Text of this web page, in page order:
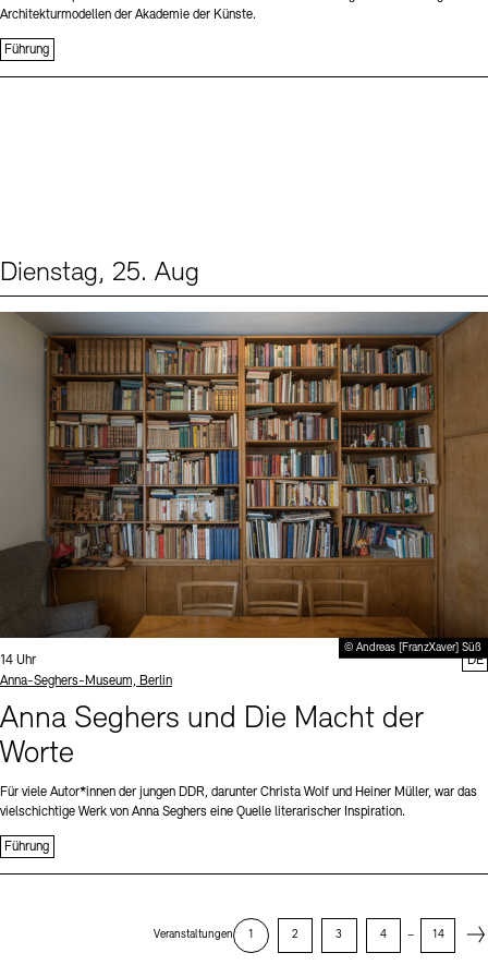
Architekturmodellen der Akademie der Künste.
Führung
Dienstag, 25. Aug
© Andreas [FranzXaver] Süß
Uhrzeit:
14 Uhr
Standort
Anna-Seghers-Museum, Berlin
Anna Seghers und Die Macht der
Worte
Für viele Autor*innen der jungen DDR, darunter Christa Wolf und Heiner Müller, war das
vielschichtige Werk von Anna Seghers eine Quelle literarischer Inspiration.
Führung
DE
Veranstaltungen 1 2 3 4 – 14